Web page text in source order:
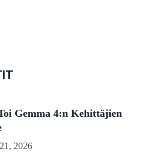
Gemma 4:n Kehittäjien
2026